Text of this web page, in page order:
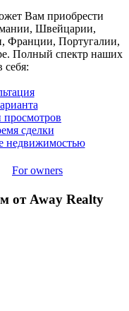
Вам приобрести
Швейцарии,
Франции, Португалии,
Полный спектр наших
себя:
просмотров
сделки
недвижимостью
For owners
от Away Realty